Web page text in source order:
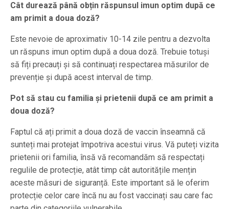
Cât durează până obțin răspunsul imun optim după ce
am primit a doua doză?
Este nevoie de aproximativ 10-14 zile pentru a dezvolta
un răspuns imun optim după a doua doză. Trebuie totuși
să fiți precauți și să continuați respectarea măsurilor de
prevenție și după acest interval de timp.
Pot să stau cu familia și prietenii după ce am primit a
doua doză?
Faptul că ați primit a doua doză de vaccin înseamnă că
sunteți mai protejat împotriva acestui virus. Vă puteți vizita
prietenii ori familia, însă vă recomandăm să respectați
regulile de protecție, atât timp cât autoritățile mențin
aceste măsuri de siguranță. Este important să le oferim
protecție celor care încă nu au fost vaccinați sau care fac